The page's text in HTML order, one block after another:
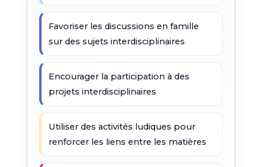
Favoriser les discussions en famille
sur des sujets interdisciplinaires
Encourager la participation à des
projets interdisciplinaires
Utiliser des activités ludiques pour
renforcer les liens entre les matières